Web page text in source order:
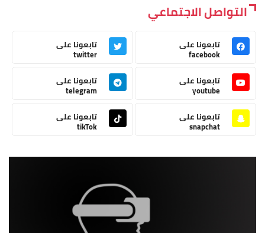
التواصل الاجتماعي
تابعونا على
facebook
تابعونا على
twitter
تابعونا على
youtube
تابعونا على
telegram
تابعونا على
snapchat
تابعونا على
tikTok